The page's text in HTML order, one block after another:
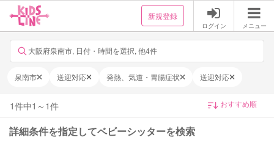
新規登録
ログイン メニュー
大阪府泉南市, 日付・時間を選択, 他4件
泉南市 送迎対応 発熱、気道・胃腸症状 送迎対応
1件中1 ～ 1件
詳細条件を指定してベビーシッターを検索